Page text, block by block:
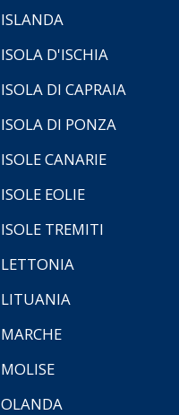
ISLANDA
ISOLA D'ISCHIA
ISOLA DI CAPRAIA
ISOLA DI PONZA
ISOLE CANARIE
ISOLE EOLIE
ISOLE TREMITI
LETTONIA
LITUANIA
MARCHE
MOLISE
OLANDA